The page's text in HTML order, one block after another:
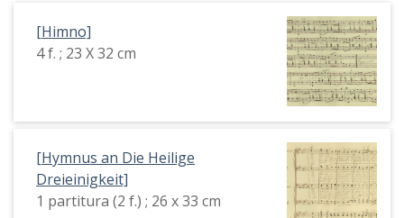
[Himno]
4 f. ; 23 X 32 cm
[Hymnus an Die Heilige
Dreieinigkeit]
1 partitura (2 f.) ; 26 x 33 cm